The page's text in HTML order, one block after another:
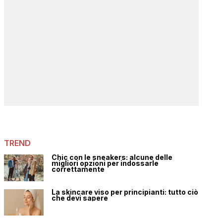
TREND
Chic con le sneakers: alcune delle
migliori opzioni per indossarle
correttamente
La skincare viso per principianti: tutto ciò
che devi sapere